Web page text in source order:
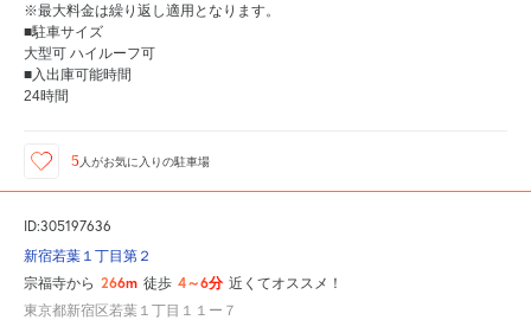
※最大料金は繰り返し適用となります。
■駐車サイズ
大型可 ハイルーフ可
■入出庫可能時間
24時間
5 人がお気に入りの駐車場
ID:305197636
新宿若葉１丁目第２
宗福寺から 266m 徒歩 4～6分 近くてオススメ！
東京都新宿区若葉１丁目１１ー７